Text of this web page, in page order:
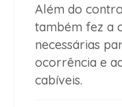
Além do
também fez a
necessárias
ocorrência e
cabíveis.